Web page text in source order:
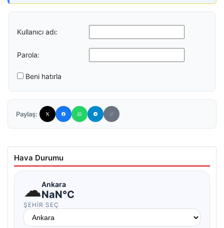
Kullanıcı adı:
Parola:
Beni hatırla
Paylaş:
Hava Durumu
☁Ankara
NaN°C
ŞEHIR SEÇ